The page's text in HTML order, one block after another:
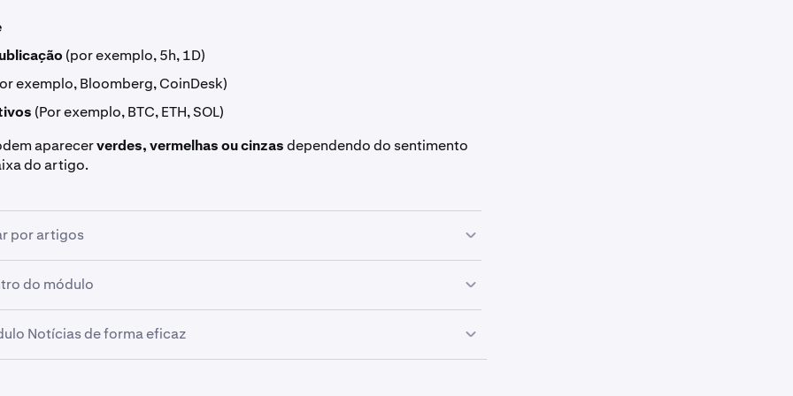
(por exemplo, 5h, 1D)
exemplo, Bloomberg, CoinDesk)
(Por exemplo, BTC, ETH, SOL)
aparecerverdes, vermelhas ou cinzasdependendo do sentimento
do artigo.
por artigos
está aberto, você verá uma linha de controles no
de visualização:
do módulo
Notícias de forma eficaz